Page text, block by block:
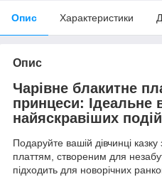
Опис Характеристики
Опис
Чарівне блакитне
принцеси: Ідеальне
найяскравіших
Подаруйте вашій дівчинці
платтям, створеним для
підходить для новорічних